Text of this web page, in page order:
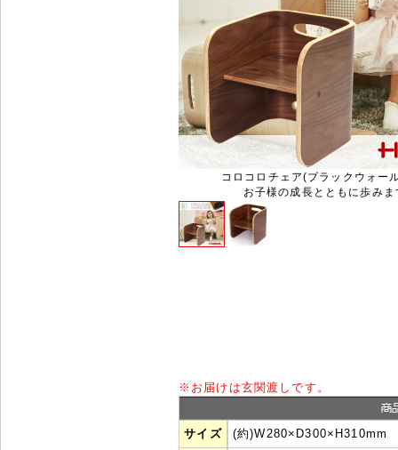
コロコロチェア(ブラックウォー
お子様の成長とともに歩みま
※ お届けは玄関渡しです。
サイズ (約)W280×D300×H310mm